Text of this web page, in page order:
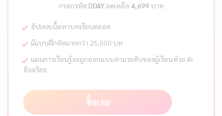
กรอกรหัส DDAYลดเหลือ 4,699บาท
อัปเดตเนื้อหาบทเรียนตลอด
มีแบบฝึกหัดมากกว่า 25,000 บท
แผนการเรียนรู้จะถูกออกแบบตามระดับของผู้เรียน ด้วย AI
อัจฉริยะ
ซื้อเลย